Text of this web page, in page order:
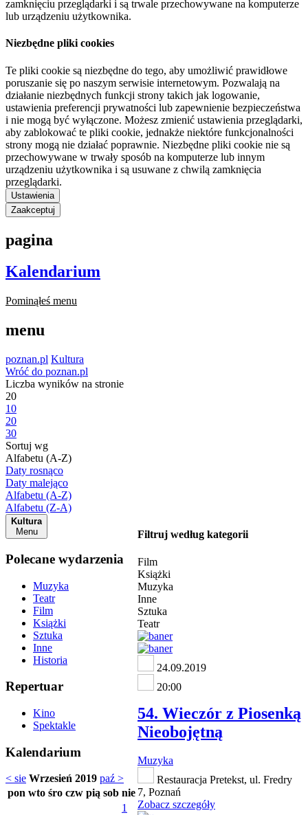
zamknięciu przeglądarki i są trwale przechowywane na komputerze
lub urządzeniu użytkownika.
Niezbędne pliki cookies
Te pliki cookie są niezbędne do tego, aby umożliwić prawidłowe
poruszanie się po naszym serwisie internetowym. Pozwalają na
działanie niezbędnych funkcji strony takich jak logowanie,
ustawienia preferencji prywatności lub zapewnienie bezpieczeństwa
i nie mogą być wyłączone. Możesz zmienić ustawienia przeglądarki,
aby zablokować te pliki cookie, jednakże niektóre funkcjonalności
strony mogą nie działać poprawnie. Niezbędne pliki cookie nie są
przechowywane w trwały sposób na komputerze lub innym
urządzeniu użytkownika i są usuwane z chwilą zamknięcia
przeglądarki.
Ustawienia
Zaakceptuj
pagina
Kalendarium
Pominąłeś menu
menu
poznan.pl Kultura
Wróć do poznan.pl
Liczba wyników na stronie
20
10
20
30
Sortuj wg
Alfabetu (A-Z)
Daty rosnąco
Daty malejąco
Alfabetu (A-Z)
Alfabetu (Z-A)
Kultura
Menu
Polecane wydarzenia
Muzyka
Teatr
Film
Książki
Sztuka
Inne
Historia
Repertuar
Kino
Spektakle
Kalendarium
< sie Wrzesień 2019 paź >
pon wto śro czw pią sob nie
1
Filtruj według kategorii
Film
Książki
Muzyka
Inne
Sztuka
Teatr
24.09.2019
20:00
54. Wieczór z Piosenką
Nieobojętną
Muzyka
Restauracja Pretekst, ul. Fredry
7, Poznań
Zobacz szczegóły